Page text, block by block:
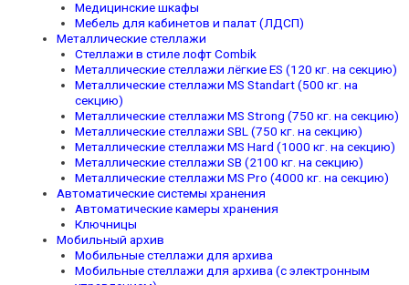
Медицинские шкафы
Мебель для кабинетов и палат (ЛДСП)
Металлические стеллажи
Стеллажи в стиле лофт Combik
Металлические стеллажи лёгкие ES (120 кг. на секцию)
Металлические стеллажи MS Standart (500 кг. на
секцию)
Металлические стеллажи MS Strong (750 кг. на секцию)
Металлические стеллажи SBL (750 кг. на секцию)
Металлические стеллажи MS Hard (1000 кг. на секцию)
Металлические стеллажи SB (2100 кг. на секцию)
Металлические стеллажи MS Pro (4000 кг. на секцию)
Автоматические системы хранения
Автоматические камеры хранения
Ключницы
Мобильный архив
Мобильные стеллажи для архива
Мобильные стеллажи для архива (с электронным